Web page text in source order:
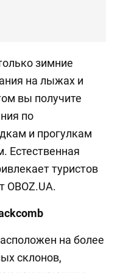
зимние
на лыжах и
вы получите
по
и прогулкам
Естественная
туристов
OBOZ.UA.
на более
склонов,